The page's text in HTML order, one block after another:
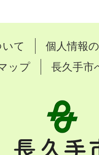
て
個人情報
ップ
長久手市
手